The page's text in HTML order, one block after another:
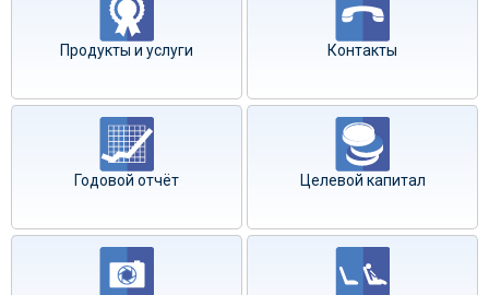
Продукты и услуги Контакты
Годовой отчёт Целевой капитал